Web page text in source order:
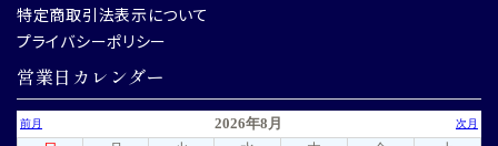
特定商取引法表示について
プライバシーポリシー
営業日カレンダー